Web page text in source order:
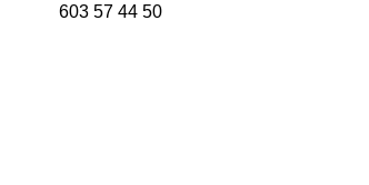
603 57 44 50